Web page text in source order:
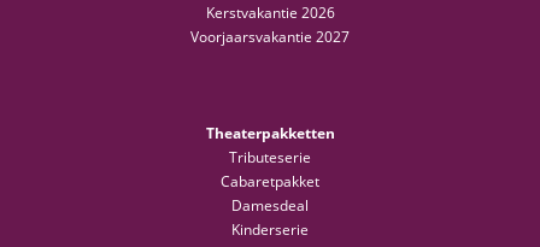
Kerstvakantie 2026
Voorjaarsvakantie 2027
Theaterpakketten
Tributeserie
Cabaretpakket
Damesdeal
Kinderserie